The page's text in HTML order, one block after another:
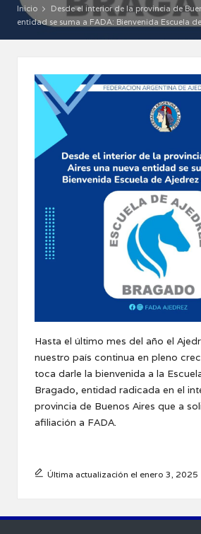
Inicio
Desde el interior de la provincia de
entidad se suma a FADA: Bienvenida Escuela
Hasta el último mes del año el
nuestro país continua en pleno
toca darle la bienvenida a la
Bragado, entidad radicada en el
provincia de Buenos Aires que a
afiliación a FADA.
Última actualización el enero 3, 2025